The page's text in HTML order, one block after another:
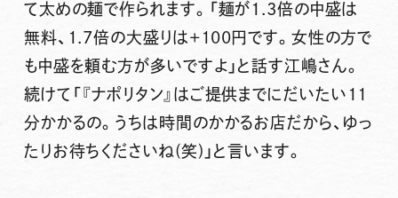
て太めの麺で作られます。「 麺が1.3倍の中盛は
無料、1.7倍の大盛りは+100円です。女性の方で
も中盛を頼む方が多いですよ」と話す江嶋さん。
続けて「『ナポリタン』はご提供までにだいたい11
分かかるの。うちは時間のかかるお店だから、ゆっ
たりお待ちくださいね(笑)」と言います。